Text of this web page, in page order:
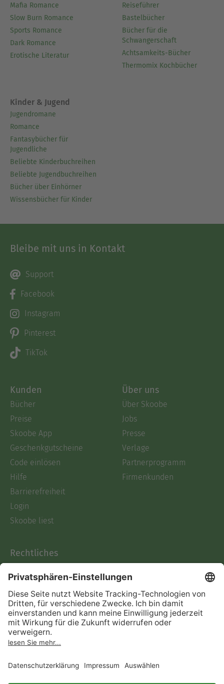
Mafia Romance
Slow Burn Romance
Sports Romance
Dark Romance
Erotische Literatur
Reiseführer
Bastelbücher
Bücher für die
Schwangerschaft
Achtsamkeits-Bücher
Thermomix Kochbücher
Kinder & Jugend
Jugendromane
Romance
Fantasybücher für
Jugendliche
Beliebte Kinderbuchreihen
Beliebte Jugendbuchreihen
Bücher über Einhörner
Wissensbücher für Kinder
Bleibe mit uns in Kontakt
Support
Facebook
Instagram
Pinterest
TikTok
Kunden
Bücher
Preise
Skoobe App
Geschenkgutscheine
Code einlösen
Hilfe
Barrierefreiheit
Login
Skoobe liest
Über uns
Über Skoobe
Jobs
Presse
Verlage
Partnerprogramm
Firmenkunden
Rechtliches
AGB
Informationen nach Data
Act
Verträge hier kündigen
Impressum